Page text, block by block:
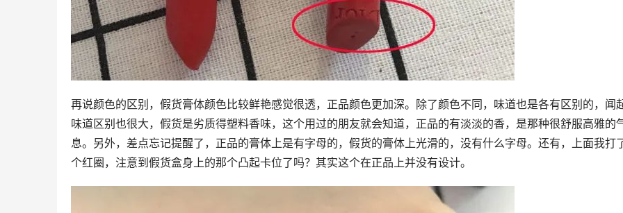
再说颜色的区别，假货膏体颜色比较鲜艳感觉很透，正品颜色更加深。除了颜色不同，味道也是各有区别的，闻
味道区别也很大，假货是劣质得塑料香味，这个用过的朋友就会知道，正品的有淡淡的香，是那种很舒服高雅的
息。另外，差点忘记提醒了，正品的膏体上是有字母的，假货的膏体上光滑的，没有什么字母。还有，上面我打
个红圈，注意到假货盒身上的那个凸起卡位了吗？其实这个在正品上并没有设计。